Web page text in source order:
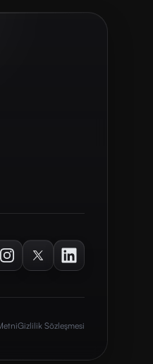
InstagramTwitterLinkedIn
Gizlilik Sözleşmesi